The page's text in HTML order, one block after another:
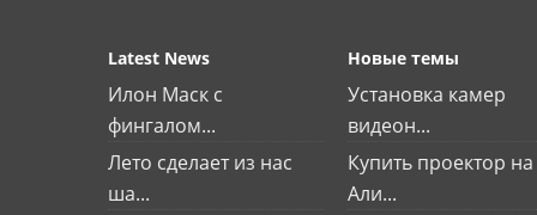
Latest News
Илон Маск с
фингалом...
Лето сделает из нас
ша...
Новые темы
Установка камер
видеон...
Купить проектор на
Али...